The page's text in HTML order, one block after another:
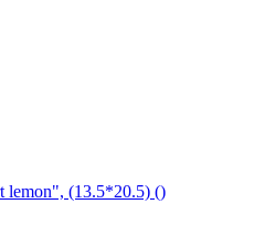
lemon", (13.5*20.5) ()